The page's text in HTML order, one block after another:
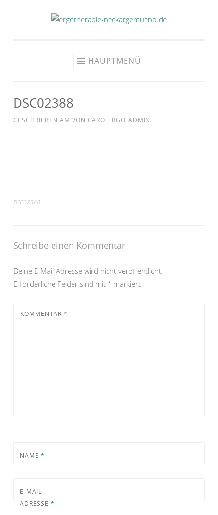
HAUPTMENÜ
DSC02388
GESCHRIEBEN AM VON CARO_ERGO_ADMIN
Beitragsnavigation
DSC02388
Schreibe einen Kommentar
Deine E-Mail-Adresse wird nicht veröffentlicht.
Erforderliche Felder sind mit * markiert
KOMMENTAR *
NAME *
E-MAIL-
ADRESSE *